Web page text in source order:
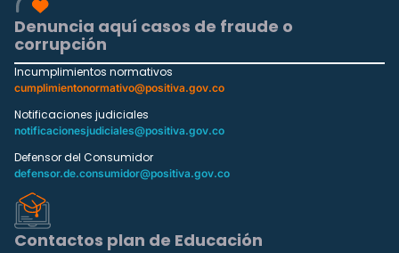
Denuncia aquí casos de fraude o
corrupción
Incumplimientos normativos
cumplimientonormativo@positiva.gov.co
Notificaciones judiciales
notificacionesjudiciales@positiva.gov.co
Defensor del Consumidor
defensor.de.consumidor@positiva.gov.co
Contactos plan de Educación